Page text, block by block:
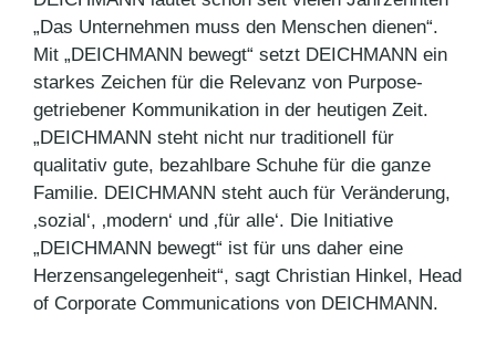
„Das Unternehmen muss den Menschen dienen“.
Mit „DEICHMANN bewegt“ setzt DEICHMANN ein
starkes Zeichen für die Relevanz von Purpose-
getriebener Kommunikation in der heutigen Zeit.
„DEICHMANN steht nicht nur traditionell für
qualitativ gute, bezahlbare Schuhe für die ganze
Familie. DEICHMANN steht auch für Veränderung,
‚sozial‘, ‚modern‘ und ‚für alle‘. Die Initiative
„DEICHMANN bewegt“ ist für uns daher eine
Herzensangelegenheit“, sagt Christian Hinkel, Head
of Corporate Communications von DEICHMANN.